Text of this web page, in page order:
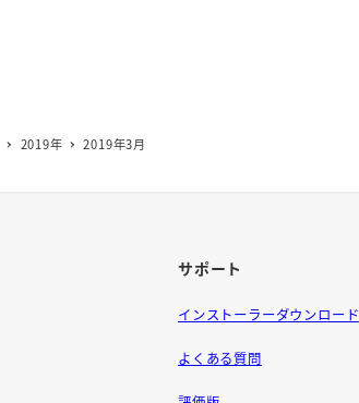
2019年 2019年3月
サポート
インストーラーダウンロード
よくある質問